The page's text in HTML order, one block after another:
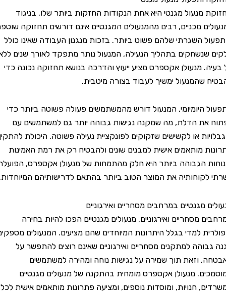
מגנטי היא אחת הנקודות החזקות ביותר שלו. בניגוד
מכניים, רבים מהמנעולים המגנטיים אינם דורשים תחזוקה שוטפת,
השגרתי שלהם פשוט ביותר. בזכות מנגנון העבודה שאינו כולל
בתהליך הנעילה, המנעול נותר מתפקד לאורך שנים ללא
מנעולן אקספרס מציע ייעוץ והדרכה בנושא תחזוקה נכונה כדי
שהמנעול ימשיך לעבוד בצורה מיטבית.
היומיומי, המנעול דורש מהמשתמשים פעולה פשוטה ביותר כדי
הדלת, מה שמקנה נגישות גבוהה יותר גם למשתמשים עם
או לקשישים שזקוקים לפונקציית נעילה פשוטה. היכולת להתקין
מותאמים אישית למבנים שונים ולהבטיח רק את רמת האמינות
הגבוהה ביותר היא חלק מהתמחות של מנעולן אקספרס, הפועלת
את המוצר הטוב ביותר בהתאם לדרישותיהם המיוחדות.
מגנטיים במרחבים מסחריים ואירגוניים
מסחריים ואירגוניים, מנעולים מגנטיים הפכו להיות בחירה
למדי בגלל היתרונות המיוחדים שהם מציעים. המנעולים מספקים
למתקנים מסחריים ואירגוניים שאינם רוצים להתפשר על
וזאת תוך שמירה על נגישות נוחה ומהירה למשתמשים
מנעולן אקספרס מומחית בהתקנה של מנעולים מגנטיים
חנויות, ומוסדות נוספים, ומציעה פתרונות מותאמים אישית לכל